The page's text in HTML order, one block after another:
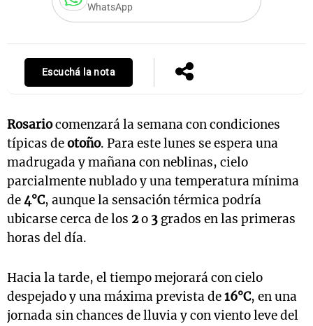
WhatsApp
Escuchá la nota
Rosariocomenzará la semana con condiciones
típicas deotoño. Para este lunes se espera una
madrugada y mañana con neblinas, cielo
parcialmente nublado y una temperatura mínima
de4°C, aunque la sensación térmica podría
ubicarse cerca de los 2o 3 grados en las primeras
horas del día.
Hacia la tarde, el tiempo mejorará con cielo
despejado y una máxima prevista de16°C, en una
jornada sin chances de lluvia y con viento leve del